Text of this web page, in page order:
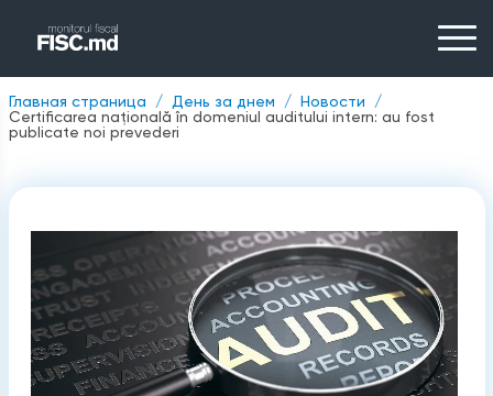
Главная страница День за днем
Новости
Certificarea națională în domeniul auditului intern: au fost
publicate noi prevederi